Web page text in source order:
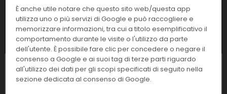
Effettua ilLOGINper acquistare.
B24838 25 OH Vitamina D(Acces2-Unic.)
Confezione:
2x50 det.
Linea:
IMM
È anche utile notare che questo sito web/questa app
utilizza uno o più servizi di Google e può raccogliere e
memorizzare informazioni, tra cui a titolo esemplificativo il
comportamento durante le visite o l'utilizzo da parte
dell'utente. È possibile fare clic per concedere o negare il
consenso a Google e ai suoi tag di terze parti riguardo
all'utilizzo dei dati per gli scopi specificati di seguito nella
sezione dedicata al consenso di Google.
Chiusura estiva